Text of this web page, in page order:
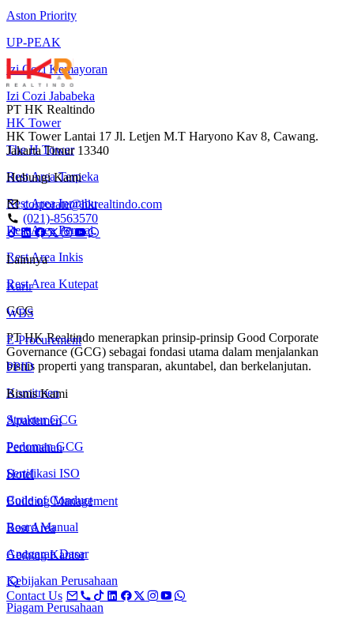
Aston Priority
UP-PEAK
Izi Cozi Kemayoran
Izi Cozi Jababeka
HK Tower
The H Tower
Rest Area Terpeka
Rest Area Inprabu
Rest Area Permai
Rest Area Inkis
Rest Area Kutepat
GCG
PT HK Realtindo menerapkan prinsip-prinsip Good Corporate
Governance (GCG) sebagai fondasi utama dalam menjalankan
bisnis properti yang transparan, akuntabel, dan berkelanjutan.
Komitmen
Struktur GCG
Pedoman GCG
Sertifikasi ISO
Code of Conduct
Board Manual
Anggaran Dasar
Kebijakan Perusahaan
Piagam Perusahaan
PT HK Realtindo
HK Tower Lantai 17 Jl. Letjen M.T Haryono Kav 8, Cawang.
Jakarta Timur 13340
Hubungi Kami
corporate@hkrealtindo.com
(021)-8563570
Lainnya
Karir
WBS
E-Procurement
PPID
Bisnis Kami
Apartemen
Perumahan
Hotel
Building Management
Rest Area
Gedung Kantor
Contact Us